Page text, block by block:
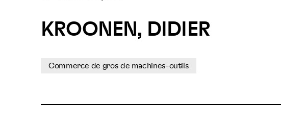
KROONEN, DIDIER
Commerce de gros de machines-outils